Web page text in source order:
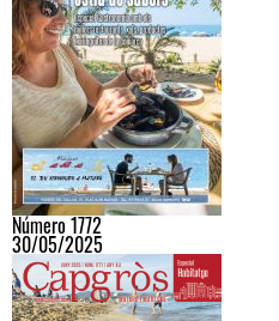
Número 1772
30/05/2025